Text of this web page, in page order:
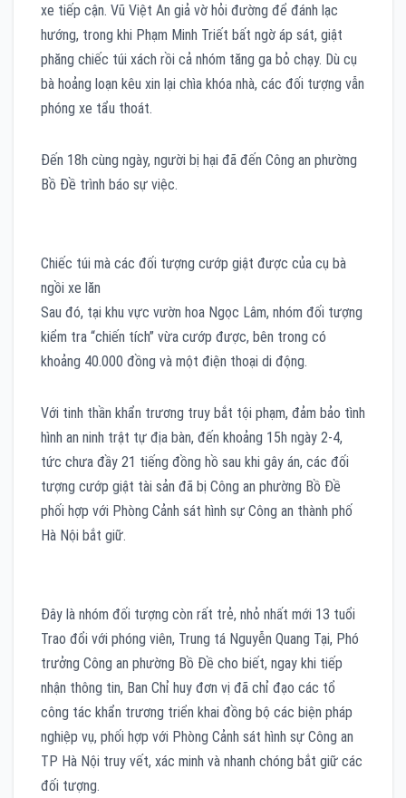
xe tiếp cận. Vũ Việt An giả vờ hỏi đường để đánh lạc
hướng, trong khi Phạm Minh Triết bất ngờ áp sát, giật
phăng chiếc túi xách rồi cả nhóm tăng ga bỏ chạy. Dù cụ
bà hoảng loạn kêu xin lại chìa khóa nhà, các đối tượng vẫn
phóng xe tẩu thoát.
Đến 18h cùng ngày, người bị hại đã đến Công an phường
Bồ Đề trình báo sự việc.
Chiếc túi mà các đối tượng cướp giật được của cụ bà
ngồi xe lăn
Sau đó, tại khu vực vườn hoa Ngọc Lâm, nhóm đối tượng
kiểm tra “chiến tích” vừa cướp được, bên trong có
khoảng 40.000 đồng và một điện thoại di động.
Với tinh thần khẩn trương truy bắt tội phạm, đảm bảo tình
hình an ninh trật tự địa bàn, đến khoảng 15h ngày 2-4,
tức chưa đầy 21 tiếng đồng hồ sau khi gây án, các đối
tượng cướp giật tài sản đã bị Công an phường Bồ Đề
phối hợp với Phòng Cảnh sát hình sự Công an thành phố
Hà Nội bắt giữ.
Đây là nhóm đối tượng còn rất trẻ, nhỏ nhất mới 13 tuổi
Trao đổi với phóng viên, Trung tá Nguyễn Quang Tại, Phó
trưởng Công an phường Bồ Đề cho biết, ngay khi tiếp
nhận thông tin, Ban Chỉ huy đơn vị đã chỉ đạo các tổ
công tác khẩn trương triển khai đồng bộ các biện pháp
nghiệp vụ, phối hợp với Phòng Cảnh sát hình sự Công an
TP Hà Nội truy vết, xác minh và nhanh chóng bắt giữ các
đối tượng.